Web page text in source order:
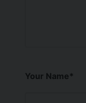
Your Name*